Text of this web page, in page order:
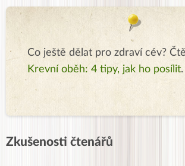
Co ještě dělat pro zdraví cév?
Krevní oběh: 4 tipy, jak ho posílit.
Zkušenosti čtenářů